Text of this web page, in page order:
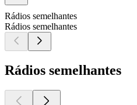
Rádios semelhantes
Rádios semelhantes
Rádios semelhantes